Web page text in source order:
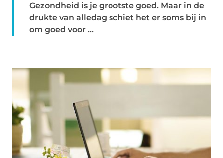
Gezondheid is je grootste goed. Maar in de
drukte van alledag schiet het er soms bij in
om goed voor ...